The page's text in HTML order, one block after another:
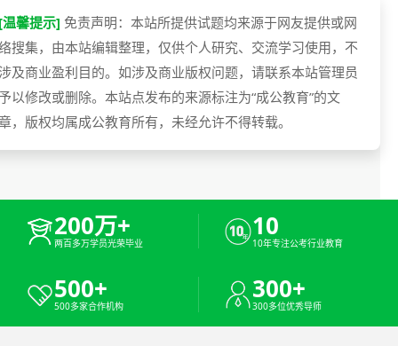
馨提示] 免责声明：本站所提供试题均来源于网友提供或网
搜集，由本站编辑整理，仅供个人研究、交流学习使用，不
及商业盈利目的。如涉及商业版权问题，请联系本站管理员
以修改或删除。本站点发布的来源标注为“成公教育”的文
，版权均属成公教育所有，未经允许不得转载。
200万+
两百多万学员光荣毕业
10
10年专注公考行业教育
500+
500多家合作机构
300+
300多位优秀导师